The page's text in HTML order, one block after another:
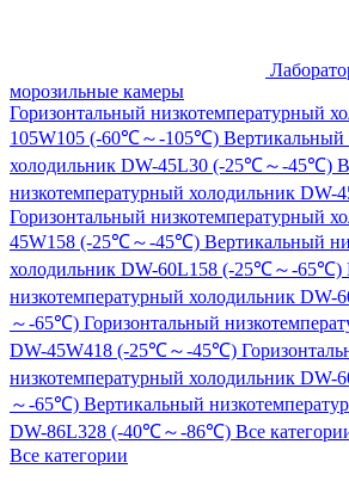
морозильные камеры
Горизонтальный низкотемпературный
105W105 (-60℃～-105℃) Вертикальный
холодильник DW-45L30 (-25℃～-45℃)
низкотемпературный холодильник
Горизонтальный низкотемпературный
45W158 (-25℃～-45℃) Вертикальный
холодильник DW-60L158 (-25℃～-65℃)
низкотемпературный холодильник
～-65℃) Горизонтальный
DW-45W418 (-25℃～-45℃)
низкотемпературный холодильник
～-65℃) Вертикальный
DW-86L328 (-40℃～-86℃) Все
Все категории